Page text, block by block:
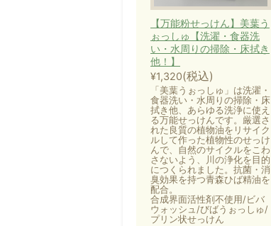
【万能粉せっけん】美葉う
ぉっしゅ【洗濯・食器洗
い・水周りの掃除・床拭き
他！】
¥1,320(税込)
「美葉うぉっしゅ」は洗濯・
食器洗い・水周りの掃除・床
拭き他、あらゆる洗浄に使え
る万能せっけんです。厳選さ
れた良質の植物油をリサイク
ルして作った植物性のせっけ
んで、自然のサイクルをこわ
さないよう、川の浄化を目的
につくられました。抗菌・消
臭効果を持つ青森ひば精油を
配合。
合成界面活性剤不使用/ビバ
ウォッシュ/びばうぉっしゅ/
プリン状せっけん